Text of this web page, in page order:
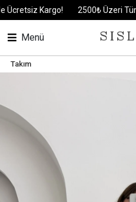
Kargo! 2500₺ Üzeri Tüm
Menü
Takım